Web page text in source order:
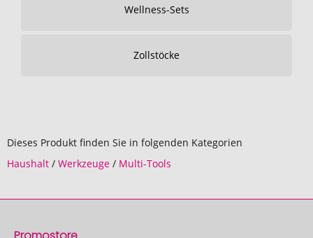
Wellness-Sets
Zollstöcke
Dieses Produkt finden Sie in folgenden Kategorien
Haushalt / Werkzeuge / Multi-Tools